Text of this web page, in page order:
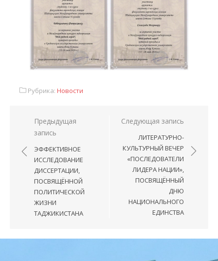
Рубрика: Новости
Предыдущая
запись
ЭФФЕКТИВНОЕ
ИССЛЕДОВАНИЕ
ДИССЕРТАЦИИ,
ПОСВЯЩЁННОЙ
ПОЛИТИЧЕСКОЙ
ЖИЗНИ
ТАДЖИКИСТАНА
Следующая запись
ЛИТЕРАТУРНО-
КУЛЬТУРНЫЙ ВЕЧЕР
«ПОСЛЕДОВАТЕЛИ
ЛИДЕРА НАЦИИ»,
ПОСВЯЩЁННЫЙ
ДНЮ
НАЦИОНАЛЬНОГО
ЕДИНСТВА